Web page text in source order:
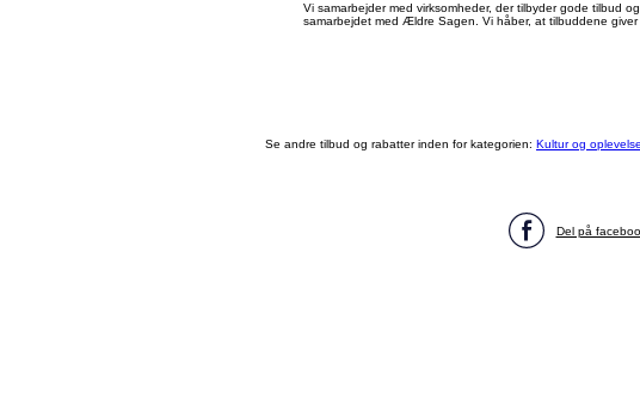
Vi samarbejder med virksomheder, der tilbyder gode tilbud
samarbejdet med Ældre Sagen. Vi håber, at tilbuddene
Se andre tilbud og rabatter inden for kategorien: Kultur og
Del på